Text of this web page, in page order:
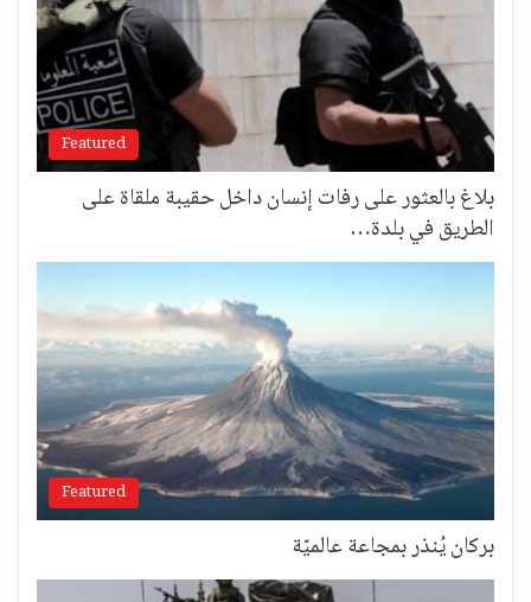
Featured
بلاغ بالعثور على رفات إنسان داخل حقيبة ملقاة على
الطريق في بلدة…
Featured
بركان يُنذر بمجاعة عالميّة